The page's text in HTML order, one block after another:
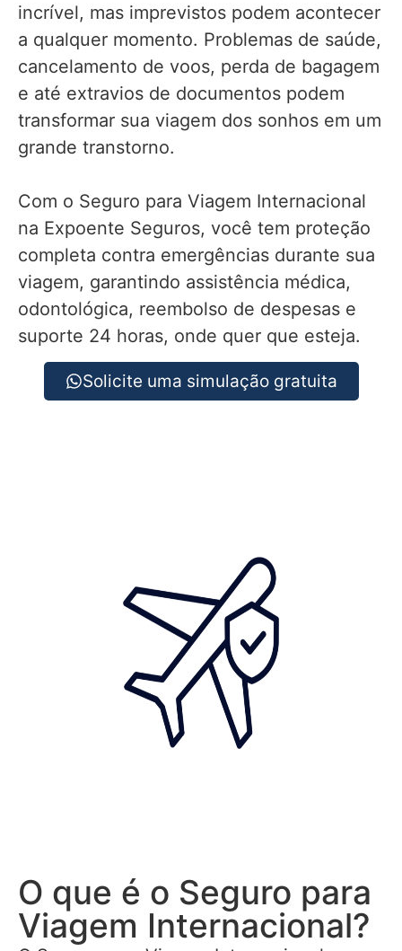
incrível, mas imprevistos podem acontecer
a qualquer momento. Problemas de saúde,
cancelamento de voos, perda de bagagem
e até extravios de documentos podem
transformar sua viagem dos sonhos em um
grande transtorno.
Com o Seguro para Viagem Internacional
na Expoente Seguros, você tem proteção
completa contra emergências durante sua
viagem, garantindo assistência médica,
odontológica, reembolso de despesas e
suporte 24 horas, onde quer que esteja.
Solicite uma simulação gratuita
O que é o Seguro para
Viagem Internacional?